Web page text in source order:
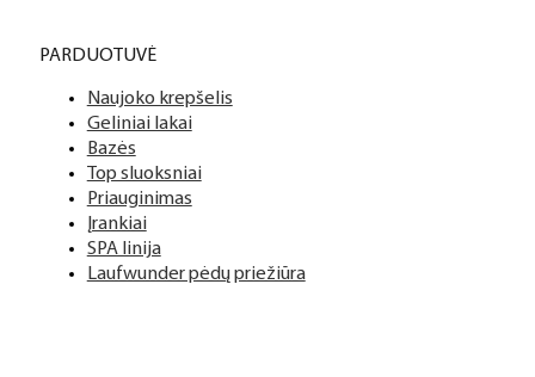
PARDUOTUVĖ
Naujoko krepšelis
Geliniai lakai
Bazės
Top sluoksniai
Priauginimas
Įrankiai
SPA linija
Laufwunder pėdų priežiūra